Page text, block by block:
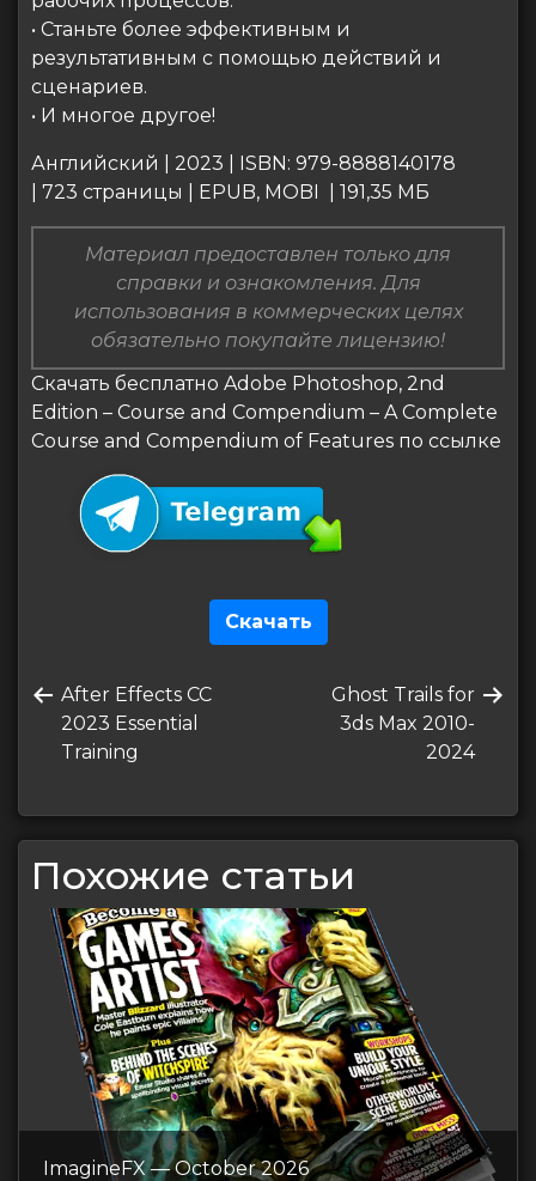
• Станьте более эффективным и
результативным с помощью действий и
сценариев.
• И многое другое!
Английский | 2023 | ISBN: 979-8888140178
| 723 страницы | EPUB, MOBI | 191,35 МБ
Материал предоставлен только для
справки и ознакомления. Для
использования в коммерческих целях
обязательно покупайте лицензию!
Скачать бесплатно Adobe Photoshop, 2nd
Edition – Course and Compendium – A Complete
Course and Compendium of Features по ссылке
Скачать
по
записям
Предыдущая
запись
After Effects CC
2023 Essential
Training
Следующая
запись
Ghost Trails for
3ds Max 2010-
2024
Похожие статьи
ImagineFX — October 2026